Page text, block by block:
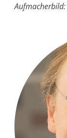
Aufmacherbild: